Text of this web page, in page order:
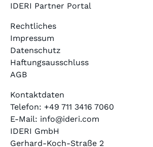
IDERI Partner Portal
Rechtliches
Impressum
Datenschutz
Haftungsausschluss
AGB
Kontaktdaten
Telefon: +49 711 3416 7060
E-Mail: info@ideri.com
IDERI GmbH
Gerhard-Koch-Straße 2